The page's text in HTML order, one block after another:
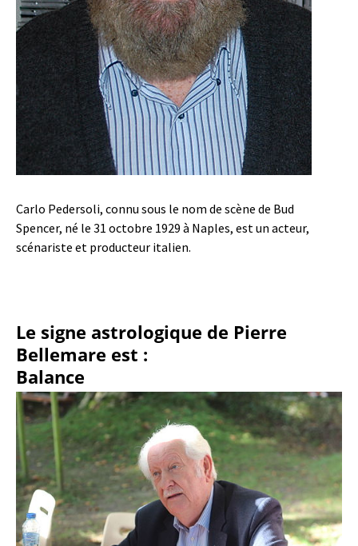
Carlo Pedersoli, connu sous le nom de scène de Bud
Spencer, né le 31 octobre 1929 à Naples, est un acteur,
scénariste et producteur italien.
Le signe astrologique de Pierre
Bellemare est :
Balance